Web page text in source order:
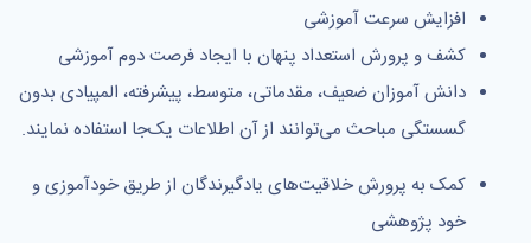
افزایش سرعت آموزشی
كشف و پرورش استعداد پنهان با ایجاد فرصت دوم آموزشی
دانش آموزان ضعیف، مقدماتی، متوسط، پیشرفته، المپیادی بدون
گسستگی مباحث می‌توانند از آن اطلاعات یک‌جا استفاده نمایند.
كمک به پرورش خلاقیت‌های یادگیرندگان از طریق خودآموزی و
خود پژوهشی